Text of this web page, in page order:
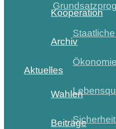
Ökonomie
Kooperation
Archiv
Aktuelles
Wahlen
Beiträge